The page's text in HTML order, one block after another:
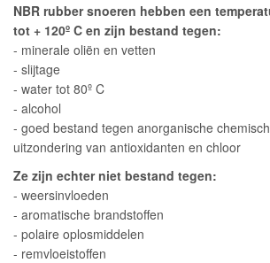
NBR rubber snoeren hebben een
tot + 120º C en zijn bestand tegen:
- minerale oliën en vetten
- slijtage
- water tot 80º C
- alcohol
- goed bestand tegen anorganische
uitzondering van antioxidanten en chloor
Ze zijn echter niet bestand tegen:
- weersinvloeden
- aromatische brandstoffen
- polaire oplosmiddelen
- remvloeistoffen